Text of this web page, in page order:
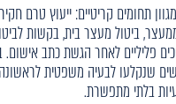
תחומים קריטיים: ייעוץ טרם
ביטול מעצר בית, בקשות
פליליים לאחר הגשת כתב אישום.
שנקלעו לבעיה משפטית לראשונה
בלתי מתפשרת.